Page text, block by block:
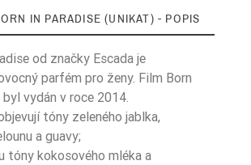
IN PARADISE (UNIKAT) - POPIS
od značky Escada je
parfém pro ženy. Film Born
vydán v roce 2014.
tóny zeleného jablka,
a guavy;
tóny kokosového mléka a